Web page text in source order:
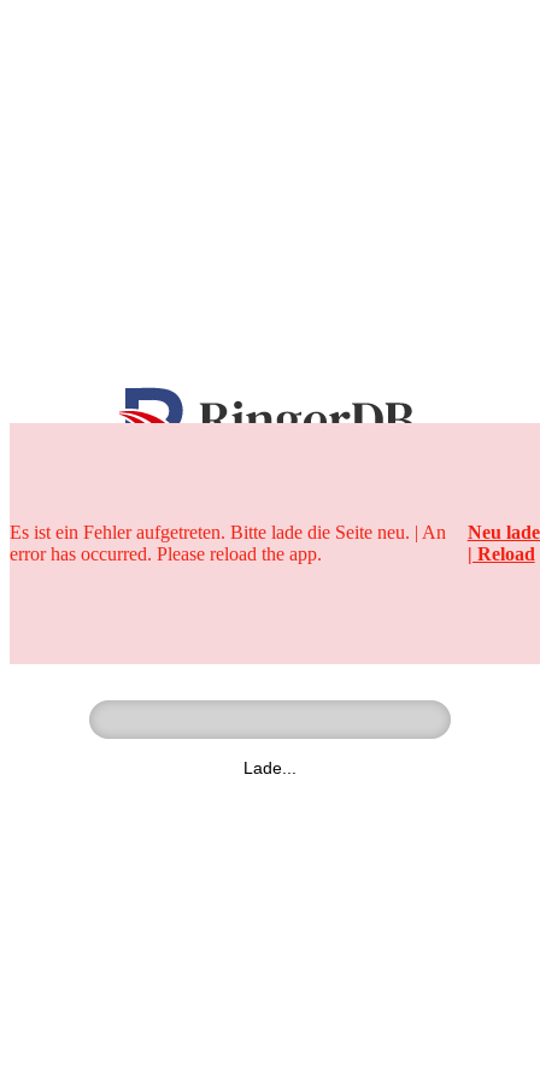
25 Jahre
Lade...
Es ist ein Fehler aufgetreten. Bitte lade die Seite neu. | An
error has occurred. Please reload the app.
Neu
| Reload